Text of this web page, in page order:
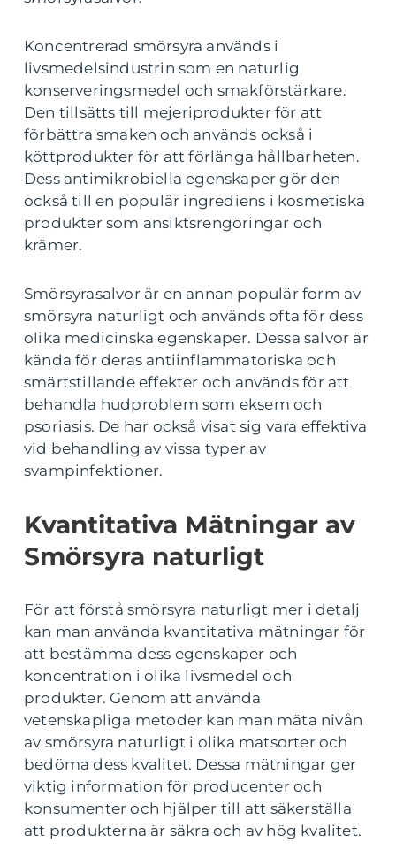
Koncentrerad smörsyra används i
livsmedelsindustrin som en naturlig
konserveringsmedel och smakförstärkare.
Den tillsätts till mejeriprodukter för att
förbättra smaken och används också i
köttprodukter för att förlänga hållbarheten.
Dess antimikrobiella egenskaper gör den
också till en populär ingrediens i kosmetiska
produkter som ansiktsrengöringar och
krämer.
Smörsyrasalvor är en annan populär form av
smörsyra naturligt och används ofta för dess
olika medicinska egenskaper. Dessa salvor är
kända för deras antiinflammatoriska och
smärtstillande effekter och används för att
behandla hudproblem som eksem och
psoriasis. De har också visat sig vara effektiva
vid behandling av vissa typer av
svampinfektioner.
Kvantitativa Mätningar av
Smörsyra naturligt
För att förstå smörsyra naturligt mer i detalj
kan man använda kvantitativa mätningar för
att bestämma dess egenskaper och
koncentration i olika livsmedel och
produkter. Genom att använda
vetenskapliga metoder kan man mäta nivån
av smörsyra naturligt i olika matsorter och
bedöma dess kvalitet. Dessa mätningar ger
viktig information för producenter och
konsumenter och hjälper till att säkerställa
att produkterna är säkra och av hög kvalitet.